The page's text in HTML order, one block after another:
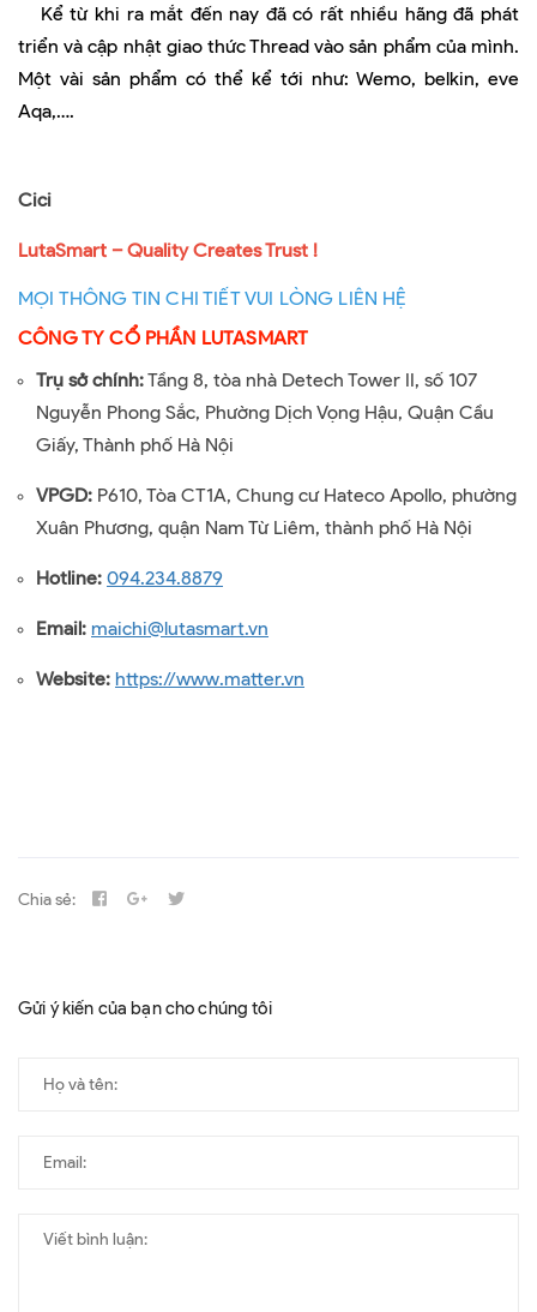
Kể từ khi ra mắt đến nay đã có rất nhiều hãng đã phát
triển và cập nhật giao thức Thread vào sản phẩm của mình.
Một vài sản phẩm có thể kể tới như: Wemo, belkin, eve
Aqa,….
Cici
LutaSmart – Quality Creates Trust !
MỌI THÔNG TIN CHI TIẾT VUI LÒNG LIÊN HỆ
CÔNG TY CỔ PHẦN LUTASMART
Trụ sở chính:Tầng 8, tòa nhà Detech Tower II, số 107
Nguyễn Phong Sắc, Phường Dịch Vọng Hậu, Quận Cầu
Giấy, Thành phố Hà Nội
VPGD: P610, Tòa CT1A, Chung cư Hateco Apollo, phường
Xuân Phương, quận Nam Từ Liêm, thành phố Hà Nội
Hotline: 094.234.8879
Email: maichi@lutasmart.vn
Website: https://www.matter.vn
Chia sẻ:
Gửi ý kiến của bạn cho chúng tôi